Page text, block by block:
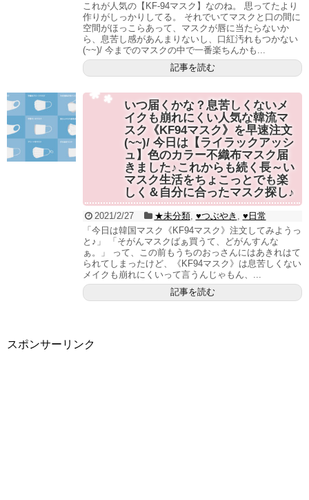
これが人気の【KF-94マスク】なのね。 思ってたより
作りがしっかりしてる。 それでいてマスクと口の間に
空間がほっこらあって、マスクが唇に当たらないか
ら、息苦し感があんまりないし、口紅汚れもつかない
(~~)/ 今までのマスクの中で一番楽ちんかも...
記事を読む
いつ届くかな？息苦しくないメ
イクも崩れにくい人気な韓流マ
スク《KF94マスク》を早速注文
(~~)/ 今日は【ライラックアッシ
ュ】色のカラー不織布マスク届
きました♪これからも続く長～い
マスク生活をちょこっとでも楽
しく＆自分に合ったマスク探し♪
2021/2/27 ★未分類, ♥つぶやき , ♥日常
「今日は韓国マスク《KF94マスク》注文してみようっ
と♪」 「そがんマスクばぁ買うて、どがんすんな
ぁ。」 って、この前もうちのおっさんにはあきれはて
られてしまったけど、《KF94マスク》は息苦しくない
メイクも崩れにくいって言うんじゃもん、...
記事を読む
スポンサーリンク